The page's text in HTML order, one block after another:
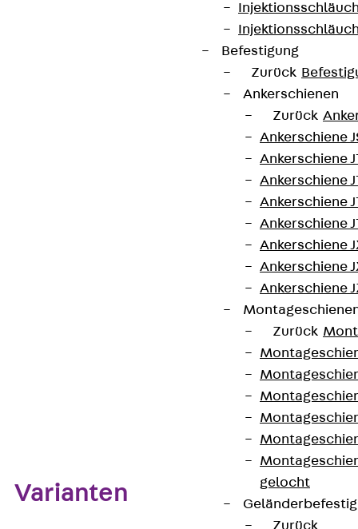
Befestigung
Zurück
Ankerschienen
Zurück
Ankerschiene
Ankerschiene
Ankerschiene
Ankerschiene
Ankerschiene
Ankerschiene
Ankerschiene
Ankerschiene
Zurück
gelocht
Zurück
Die Profilbreite beträgt 29 mm, die Profilhöhe 20
mm. Die Füllung ist aus Polyethylen (PE).
Umweltproduktdeklaration (EPD): EPD-
Europäische Technische Bewertung: ETA-
Varianten